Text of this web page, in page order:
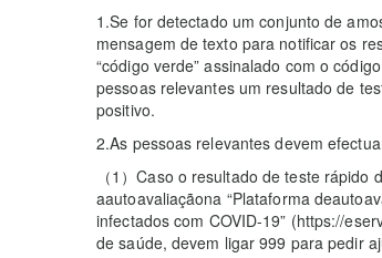
1.Se for detectado um conjunto de
mensagem de texto para notificar os
“código verde” assinalado com o
pessoas relevantes um resultado de
positivo.
2.As pessoas relevantes devem
（1）Caso o resultado de teste
aautoavaliaçãona “Plataforma
infectados com COVID-19” (https://
de saúde, devem ligar 999 para pedir